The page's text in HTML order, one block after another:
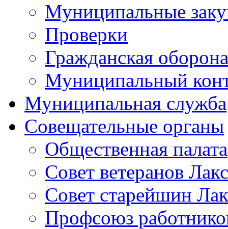
Муниципальные
Проверки
Гражданская
Муниципальный
Муниципальная служба
Совещательные органы
Общественная палата
Совет ветеранов
Совет старейшин
Профсоюз